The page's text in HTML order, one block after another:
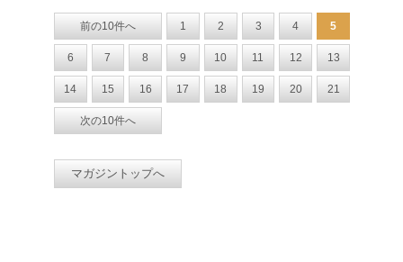
前の10件へ 1 2 3 4 5
6 7 8 9 10 11 12 13
14 15 16 17 18 19 20 21
次の10件へ
マガジントップへ